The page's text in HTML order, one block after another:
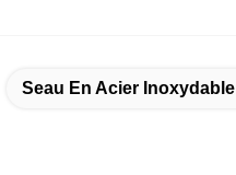
Seau En Acier Inoxydable